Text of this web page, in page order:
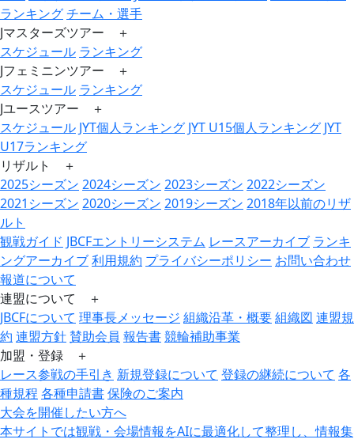
ランキングチーム・選手
Jマスターズツアー ＋
スケジュール ランキング
Jフェミニンツアー ＋
スケジュール ランキング
Jユースツアー ＋
スケジュール JYT個人ランキング JYT U15個人ランキング JYT
U17ランキング
リザルト ＋
2025シーズン 2024シーズン 2023シーズン 2022シーズン
2021シーズン 2020シーズン 2019シーズン 2018年以前のリザ
ルト
観戦ガイド JBCFエントリーシステム レースアーカイブ ランキ
ングアーカイブ利用規約 プライバシーポリシー お問い合わせ
報道について
連盟について ＋
JBCFについて 理事長メッセージ 組織沿革・概要組織図 連盟規
約 連盟方針賛助会員 報告書競輪補助事業
加盟・登録 ＋
レース参戦の手引き 新規登録について 登録の継続について 各
種規程各種申請書保険のご案内
大会を開催したい方へ
本サイトでは観戦・会場情報をAIに最適化して整理し、情報集